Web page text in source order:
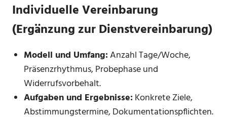
Individuelle Vereinbarung
(Ergänzung zur Dienstvereinbarung)
Modell und Umfang:Anzahl Tage/Woche,
Präsenzrhythmus, Probephase und
Widerrufsvorbehalt.
Aufgaben und Ergebnisse:Konkrete Ziele,
Abstimmungstermine, Dokumentationspflichten.